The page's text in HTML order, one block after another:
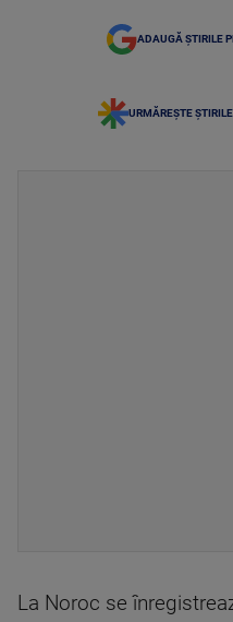
ADAUGĂ ȘTIRILE
URMĂREȘTE
La Noroc se